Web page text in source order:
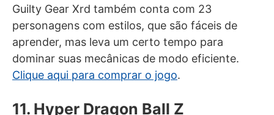
Guilty Gear Xrd também conta com 23
personagens com estilos, que são fáceis de
aprender, mas leva um certo tempo para
dominar suas mecânicas de modo eficiente.
Clique aqui para comprar o jogo.
11. Hyper Dragon Ball Z